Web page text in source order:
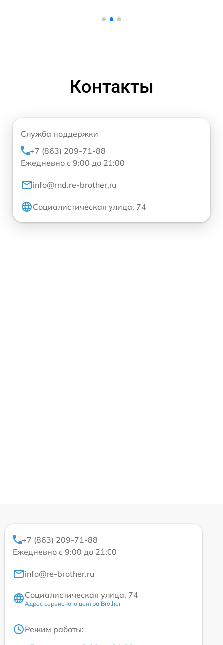
Контакты
Служба поддержки
+7 (863) 209-71-88
Ежедневно с 9:00 до 21:00
info@rnd.re-brother.ru
Социалистическая улица, 74
+7 (863) 209-71-88
Ежедневно с 9:00 до 21:00
info@re-brother.ru
Социалистическая улица, 74
Адрес сервисного центра Brother
Режим работы: